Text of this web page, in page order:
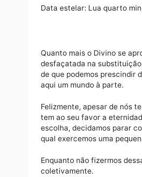
A
Data estelar: Lua
Quanto mais o Divino
desfaçatada na
de que podemos
Felizmente, apesar de